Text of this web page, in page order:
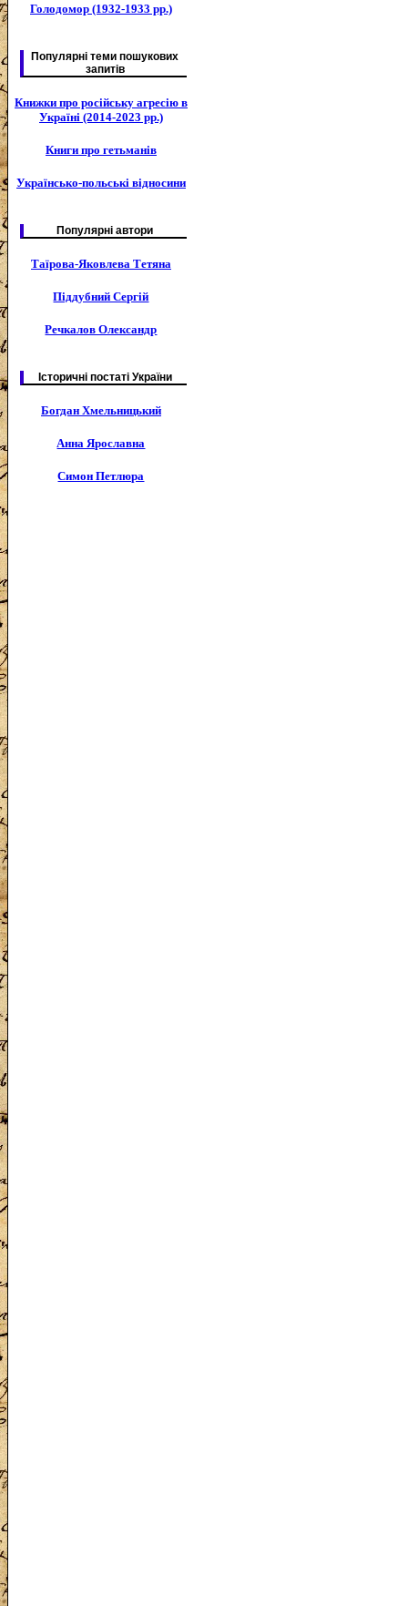
Голодомор (1932-1933 рр.)
Популярні теми пошукових
запитів
Книжки про російську агресію в
Україні (2014-2023 рр.)
Книги про гетьманів
Українсько-польські відносини
Популярні автори
Таїрова-Яковлева Тетяна
Піддубний Сергій
Речкалов Олександр
Історичні постаті України
Богдан Хмельницький
Анна Ярославна
Симон Петлюра